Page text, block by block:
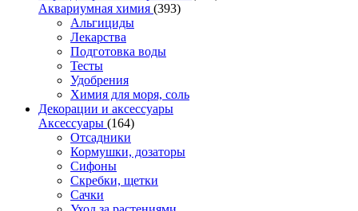
Аквариумная химия (393)
Альгициды
Лекарства
Подготовка воды
Тесты
Удобрения
Химия для моря, соль
Декорации и аксессуары
Аксессуары (164)
Отсадники
Кормушки, дозаторы
Сифоны
Скребки, щетки
Сачки